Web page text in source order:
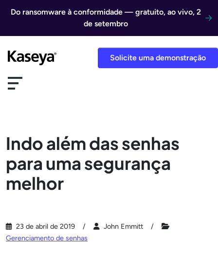
Do ransomware à conformidade — gratuito, ao vivo, 2
de setembro
Solicite uma demonstração
Indo além das senhas
para uma segurança
melhor
23 de abril de 2019
John Emmitt
Gerenciamento de senhas